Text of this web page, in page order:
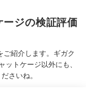
ジの検証評価
ご紹介します。ギガク
トケージ以外にも、
さいね。